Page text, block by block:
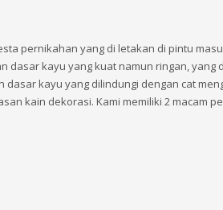
pernikahan yang di letakan di pintu
dasar kayu yang kuat namun ringan, yang
dasar kayu yang dilindungi dengan cat
kain dekorasi. Kami memiliki 2 macam